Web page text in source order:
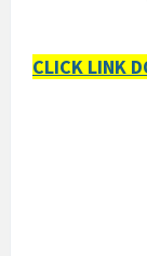
CLICK LINK